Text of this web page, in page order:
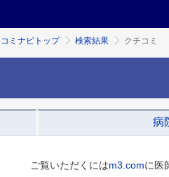
ミナビトップ 検索結果 クチコミ
病
ご覧いただくにはm3.comに医